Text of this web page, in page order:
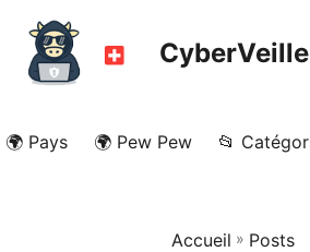
CyberVeille
🌍 Pays 🌍 Pew Pew 📂
Accueil » Posts